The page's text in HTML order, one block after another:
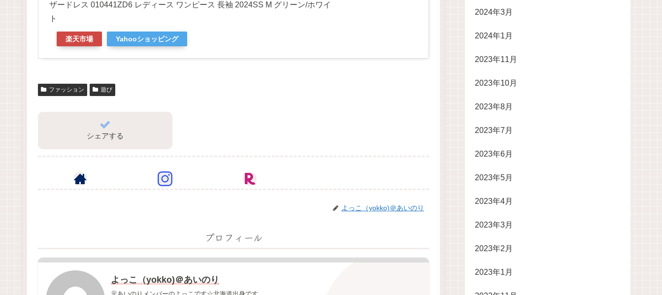
ザードレス 010441ZD6 レディース ワンピース 長袖 2024SS M グリーン/ホワイ
ト
楽天市場 Yahooショッピング
ファッション 遊び
シェアする
よっこ（yokko)＠あいのり
プロフィール
よっこ（yokko)＠あいのり
2024年3月
2024年1月
2023年11月
2023年10月
2023年8月
2023年7月
2023年6月
2023年5月
2023年4月
2023年3月
2023年2月
2023年1月